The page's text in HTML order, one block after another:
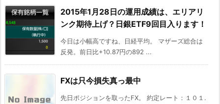
2015年1月28日の運用成績は、エリアリ
ンク期待上げ？日銀ETF9回目入ります！
今日は小幅高ですね、日経平均。 マザーズ総合は
反発。前日比+10.87円の892 ...
FXは只今損失真っ最中
先日ポジションを取ったFX。 約定レート：１０１.